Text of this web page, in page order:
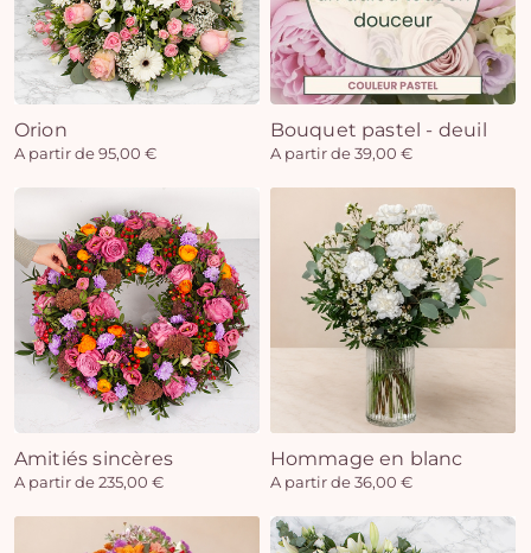
Orion
A partir de 95,00 €
Bouquet pastel - deuil
A partir de 39,00 €
Amitiés sincères
A partir de 235,00 €
Hommage en blanc
A partir de 36,00 €